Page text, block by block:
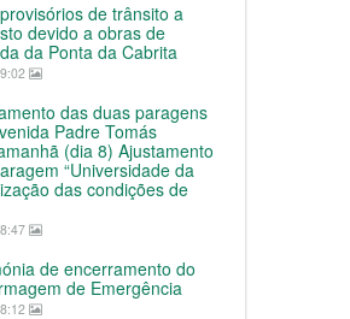
de trânsito a
devido a obras de
da Ponta da Cabrita
das duas paragens
Padre Tomás
(dia 8) Ajustamento
“Universidade da
das condições de
de encerramento do
de Emergência